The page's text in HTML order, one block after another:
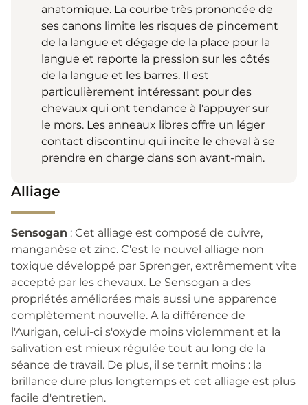
anatomique. La courbe très prononcée de
ses canons limite les risques de pincement
de la langue et dégage de la place pour la
langue et reporte la pression sur les côtés
de la langue et les barres. Il est
particulièrement intéressant pour des
chevaux qui ont tendance à l'appuyer sur
le mors. Les anneaux libres offre un léger
contact discontinu qui incite le cheval à se
prendre en charge dans son avant-main.
Alliage
Sensogan : Cet alliage est composé de cuivre,
manganèse et zinc. C'est le nouvel alliage non
toxique développé par Sprenger, extrêmement vite
accepté par les chevaux. Le Sensogan a des
propriétés améliorées mais aussi une apparence
complètement nouvelle. A la différence de
l'Aurigan, celui-ci s'oxyde moins violemment et la
salivation est mieux régulée tout au long de la
séance de travail. De plus, il se ternit moins : la
brillance dure plus longtemps et cet alliage est plus
facile d'entretien.